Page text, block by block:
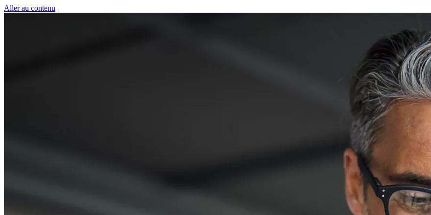
Aller au contenu
Panneau de gestion des cookies